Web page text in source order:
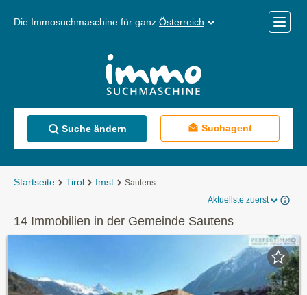
Die Immosuchmaschine für ganz Österreich
Menü
Suche ändern Suchagent
Startseite Tirol Imst
Sautens
Aktuellste zuerst
14 Immobilien in der Gemeinde Sautens